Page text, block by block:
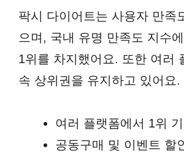
팍시 다이어트는 사용자 만족
으며, 국내 유명 만족도 지수
1위를 차지했어요. 또한 여러
속 상위권을 유지하고 있어요.
여러 플랫폼에서 1위
공동구매 및 이벤트 할